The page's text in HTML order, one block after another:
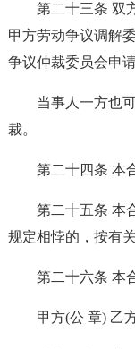
第二十三条 双
甲方劳动争议调解
争议仲裁委员会申请
当事人一方也
裁。
第二十四条 本
第二十五条 本
规定相悖的，按有
第二十六条 本
甲方(公 章) 乙